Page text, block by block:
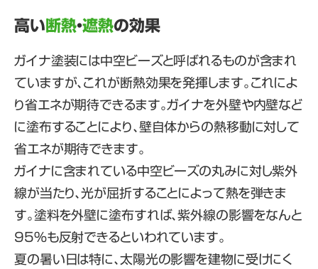
高い 断熱・遮熱の効果
ガイナ塗装には中空ビーズと呼ばれるものが含まれ
ていますが、これが断熱効果を発揮します。これによ
り省エネが期待できるます。ガイナを外壁や内壁など
に塗布することにより、壁自体からの熱移動に対して
省エネが期待できます。
ガイナに含まれている中空ビーズの丸みに対し紫外
線が当たり、光が屈折することによって熱を弾きま
す。塗料を外壁に塗布すれば、紫外線の影響をなんと
95%も反射できるといわれています。
夏の暑い日は特に、太陽光の影響を建物に受けにく